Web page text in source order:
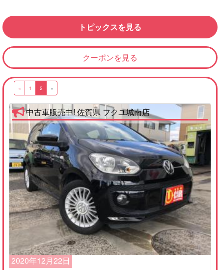
トピックスを見る
クーポンを見る
« 1 2 »
中古車販売中! 佐賀県 フクユ城南店
2020年12月22日